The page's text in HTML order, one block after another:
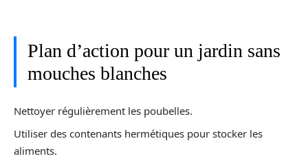
Plan d’action pour un jardin sans
mouches blanches
Nettoyer régulièrement les poubelles.
Utiliser des contenants hermétiques pour stocker les
aliments.